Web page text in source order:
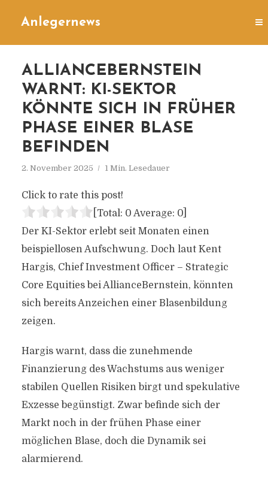
Anlegernews
ALLIANCEBERNSTEIN
WARNT: KI-SEKTOR
KÖNNTE SICH IN FRÜHER
PHASE EINER BLASE
BEFINDEN
2. November 2025 1 Min. Lesedauer
Click to rate this post!
[Total: 0 Average: 0]
Der KI-Sektor erlebt seit Monaten einen
beispiellosen Aufschwung. Doch laut Kent
Hargis, Chief Investment Officer – Strategic
Core Equities bei AllianceBernstein, könnten
sich bereits Anzeichen einer Blasenbildung
zeigen.
Hargis warnt, dass die zunehmende
Finanzierung des Wachstums aus weniger
stabilen Quellen Risiken birgt und spekulative
Exzesse begünstigt. Zwar befinde sich der
Markt noch in der frühen Phase einer
möglichen Blase, doch die Dynamik sei
alarmierend.